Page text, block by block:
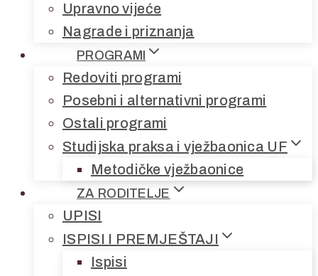
Upravno vijeće
Nagrade i priznanja
PROGRAMI
Redoviti programi
Posebni i alternativni programi
Ostali programi
Studijska praksa i vježbaonica UF
Metodičke vježbaonice
ZA RODITELJE
UPISI
ISPISI I PREMJEŠTAJI
Ispisi